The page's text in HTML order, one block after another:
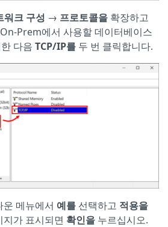
워크 구성 → 프로토콜을 확장하고
On-Prem에서 사용할 데이터베이스
다음 TCP/IP를 두 번 클릭합니다.
운 메뉴에서 예를 선택하고 적용을
가 표시되면 확인을 누르십시오.